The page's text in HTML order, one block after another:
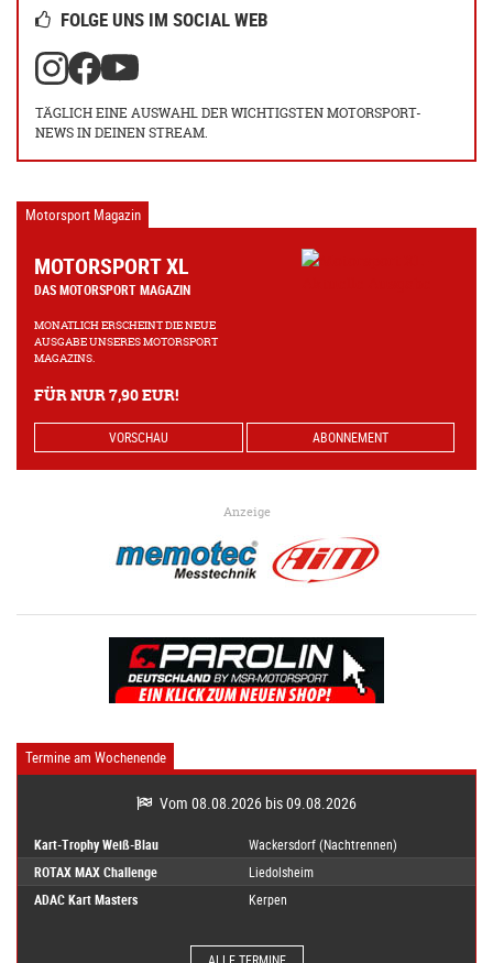
FOLGE UNS IM SOCIAL WEB
TÄGLICH EINE AUSWAHL DER WICHTIGSTEN MOTORSPORT-
NEWS IN DEINEN STREAM.
Motorsport Magazin
MOTORSPORT XL
DAS MOTORSPORT MAGAZIN
MONATLICH ERSCHEINT DIE NEUE
AUSGABE UNSERES MOTORSPORT
MAGAZINS.
FÜR NUR 7,90 EUR!
VORSCHAU ABONNEMENT
Anzeige
Termine am Wochenende
Vom 08.08.2026 bis 09.08.2026
Kart-Trophy Weiß-Blau
Wackersdorf (Nachtrennen)
ROTAX MAX Challenge
Liedolsheim
ADAC Kart Masters
Kerpen